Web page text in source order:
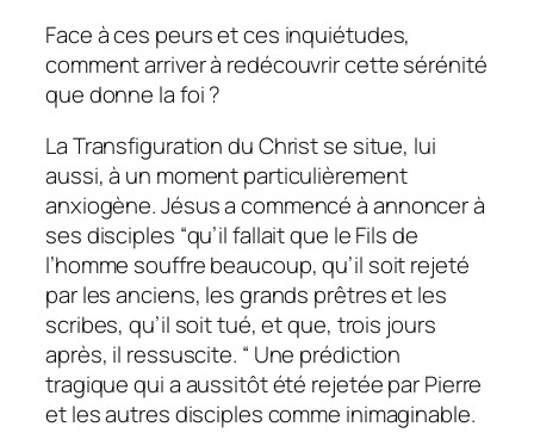
Face à ces peurs et ces inquiétudes,
comment arriver à redécouvrir cette sérénité
que donne la foi ?
La Transfiguration du Christ se situe, lui
aussi, à un moment particulièrement
anxiogène. Jésus a commencé à annoncer à
ses disciples “qu’il fallait que le Fils de
l’homme souffre beaucoup, qu’il soit rejeté
par les anciens, les grands prêtres et les
scribes, qu’il soit tué, et que, trois jours
après, il ressuscite. “ Une prédiction
tragique qui a aussitôt été rejetée par Pierre
et les autres disciples comme inimaginable.